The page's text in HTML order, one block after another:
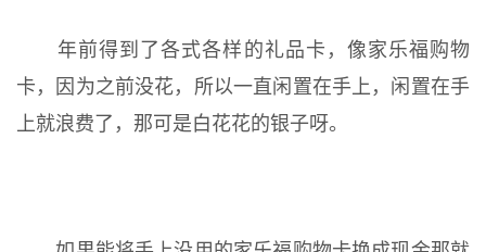
年前得到了各式各样的礼品卡，像家乐福购物
卡，因为之前没花，所以一直闲置在手上，闲置在手
上就浪费了，那可是白花花的银子呀。